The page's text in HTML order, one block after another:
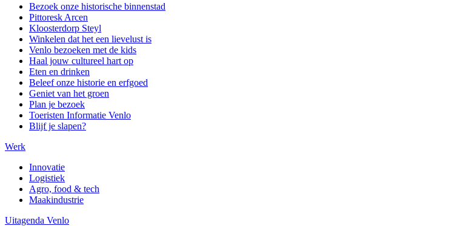
Bezoek onze historische binnenstad
Pittoresk Arcen
Kloosterdorp Steyl
Winkelen dat het een lievelust is
Venlo bezoeken met de kids
Haal jouw cultureel hart op
Eten en drinken
Beleef onze historie en erfgoed
Geniet van het groen
Plan je bezoek
Toeristen Informatie Venlo
Blijf je slapen?
Werk
Innovatie
Logistiek
Agro, food & tech
Maakindustrie
Uitagenda Venlo